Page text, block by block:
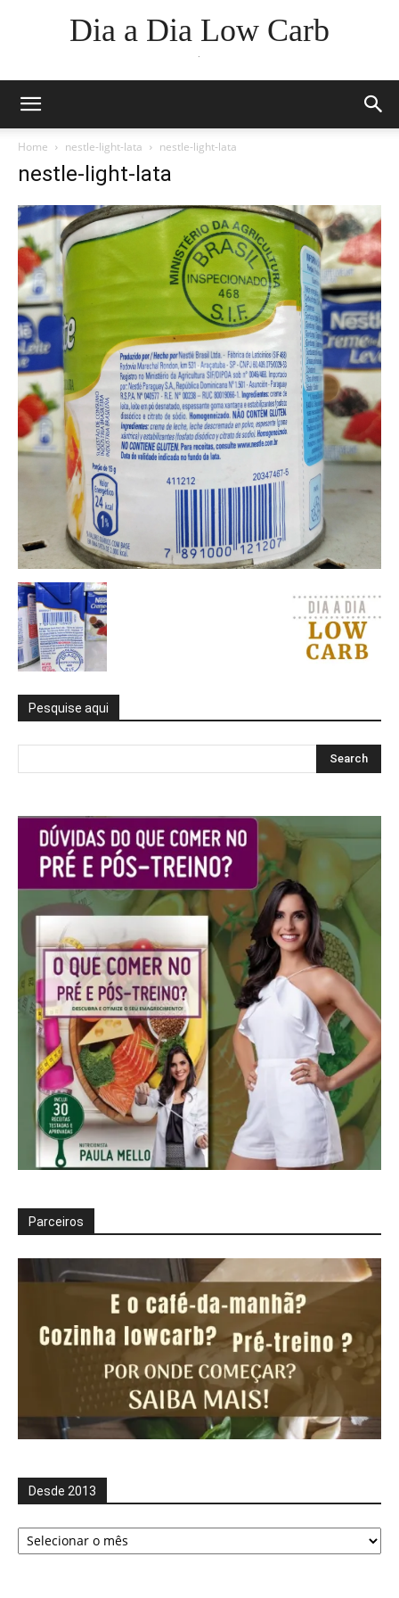
Dia a Dia Low Carb
Home nestle-light-lata nestle-light-lata
nestle-light-lata
Pesquise aqui
Parceiros
Desde 2013
Desde
2013